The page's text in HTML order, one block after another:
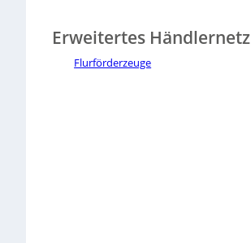
Erweitertes Händlernetz
Flurförderzeuge